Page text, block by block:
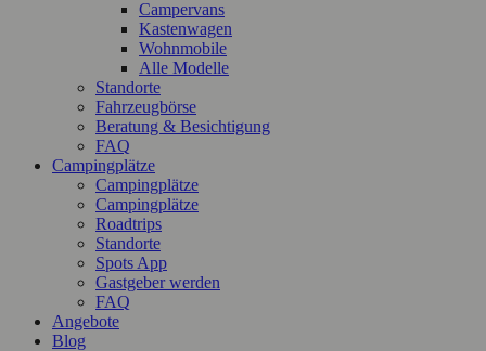
Campervans
Kastenwagen
Wohnmobile
Alle Modelle
Standorte
Fahrzeugbörse
Beratung & Besichtigung
FAQ
Campingplätze
Campingplätze
Campingplätze
Roadtrips
Standorte
Spots App
Gastgeber werden
FAQ
Angebote
Blog